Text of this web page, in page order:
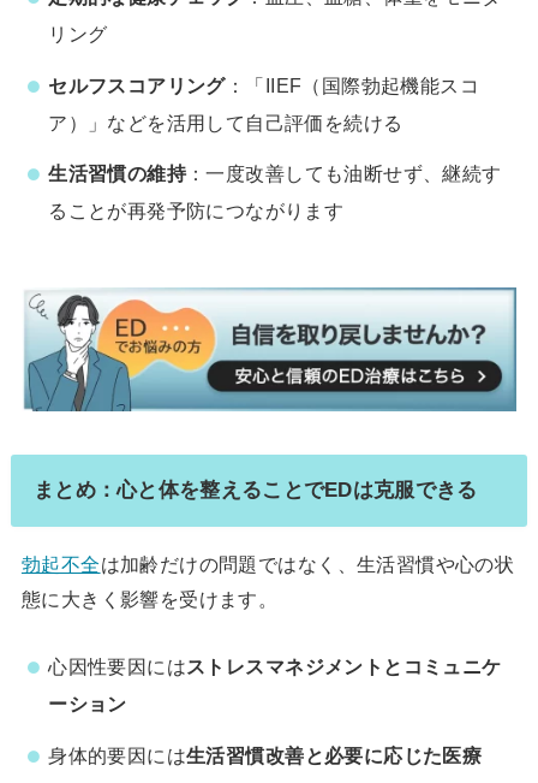
リング
セルフスコアリング：「IIEF（国際勃起機能スコ
ア）」などを活用して自己評価を続ける
生活習慣の維持：一度改善しても油断せず、継続す
ることが再発予防につながります
まとめ：心と体を整えることでEDは克服できる
勃起不全は加齢だけの問題ではなく、生活習慣や心の状
態に大きく影響を受けます。
心因性要因にはストレスマネジメントとコミュニケ
ーション
身体的要因には生活習慣改善と必要に応じた医療